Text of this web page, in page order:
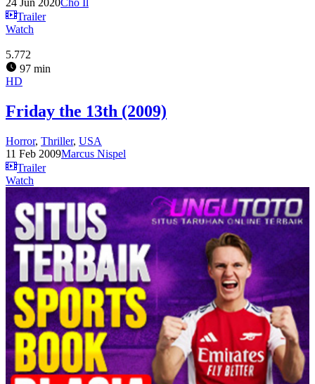
24 Jun 2020Cho Il
Trailer
Watch
5.772
97 min
HD
Friday the 13th (2009)
Horror, Thriller, USA
11 Feb 2009Marcus Nispel
Trailer
Watch